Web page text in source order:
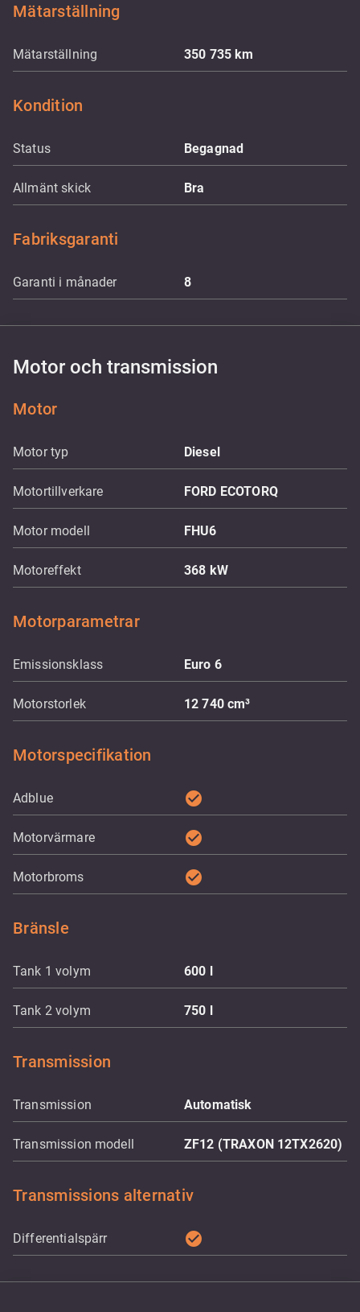
Mätarställning
Mätarställning 350 735km
Kondition
Status Begagnad
Allmänt skick Bra
Fabriksgaranti
Garanti i månader 8
Motor och transmission
Motor
Motor typ Diesel
Motortillverkare FORD ECOTORQ
Motor modell FHU6
Motoreffekt 368 kW
Motorparametrar
Emissionsklass Euro 6
Motorstorlek 12 740cm³
Motorspecifikation
Adblue check_circle
Motorvärmare check_circle
Motorbroms check_circle
Bränsle
Tank 1 volym 600 l
Tank 2 volym 750 l
Transmission
Transmission Automatisk
Transmission modell ZF12 (TRAXON 12TX2620)
Transmissions alternativ
Differentialspärr check_circle